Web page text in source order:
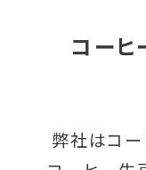
コーヒ
弊社はコー